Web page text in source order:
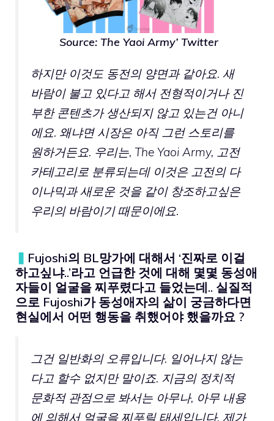
Source: The Yaoi Army’ Twitter
하지만 이것도 동전의 양면과 같아요. 새
바람이 불고 있다고 해서 전형적이거나 진
부한 콘텐츠가 생산되지 않고 있는건 아니
에요. 왜냐면 시장은 아직 그런 스토리를
원하거든요. 우리는, The Yaoi Army, 고전
카테고리로 분류되는데 이것은 고전의 다
이나믹과 새로운 것을 같이 창조하고싶은
우리의 바람이기 때문이에요.
▍ Fujoshi의 BL망가에 대해서 ‘진짜로 이걸
하고싶냐..’라고 언급한 것에 대해 몇몇 동성애
자들이 얼굴을 찌푸렸다고 들었는데.. 실질적
으로 Fujoshi가 동성애자의 삶이 궁금하다면
현실에서 어떤 행동을 취했어야 했을까요 ?
그건 일반화의 오류입니다. 일어나지 않는
다고 할수 없지만 말이죠. 지금의 정치적
문화적 관점으로 봐서는 아무나, 아무 내용
에 의해서 얼굴을 찌푸릴 태세입니다. 제가